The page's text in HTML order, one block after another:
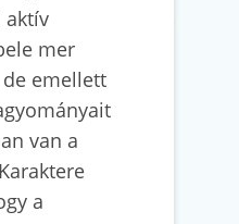
aktív
mer
emellett
van a
a